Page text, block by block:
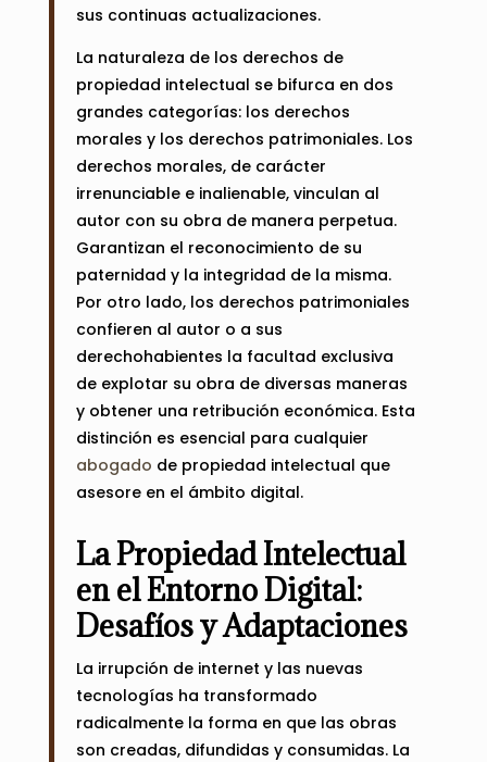
sus continuas actualizaciones.
La naturaleza de los derechos de
propiedad intelectual se bifurca en dos
grandes categorías: los derechos
morales y los derechos patrimoniales. Los
derechos morales, de carácter
irrenunciable e inalienable, vinculan al
autor con su obra de manera perpetua.
Garantizan el reconocimiento de su
paternidad y la integridad de la misma.
Por otro lado, los derechos patrimoniales
confieren al autor o a sus
derechohabientes la facultad exclusiva
de explotar su obra de diversas maneras
y obtener una retribución económica. Esta
distinción es esencial para cualquier
abogado de propiedad intelectual que
asesore en el ámbito digital.
La Propiedad Intelectual
en el Entorno Digital:
Desafíos y Adaptaciones
La irrupción de internet y las nuevas
tecnologías ha transformado
radicalmente la forma en que las obras
son creadas, difundidas y consumidas. La